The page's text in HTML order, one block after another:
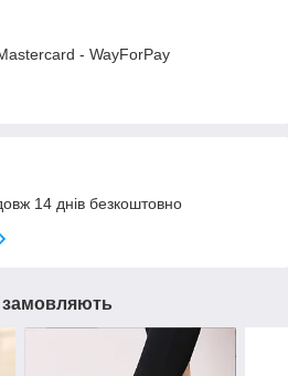
- WayForPay
14 днів безкоштовно